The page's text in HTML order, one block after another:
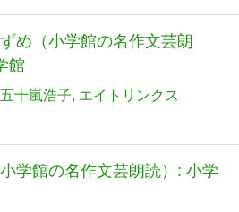
め（小学館の名作文芸朗
館
五十嵐浩子 エイトリンクス
学館の名作文芸朗読）: 小学